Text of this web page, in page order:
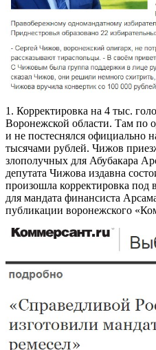
1. Корректировка на 4 тыс.
Воронежской области. Там по
и не постеснялся официально
тысячами рублей. Чижов
злополучных для Абубакара
депутата Чижова издавна
произошла корректировка под
для мандата финансиста
публикации воронежского